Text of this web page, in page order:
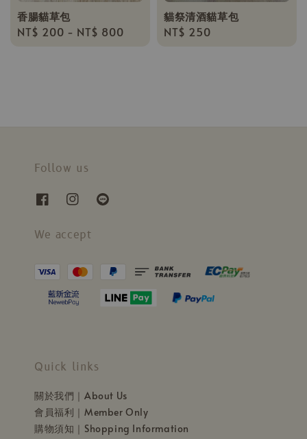
香腸貓草包
Regular
NT$ 200 - NT$ 800
貓祭清酒貓草包
Regular
NT$ 250
Follow us
We accept
Quick links
關於我們｜About Us
會員福利｜Member Only
購物須知｜Shopping Information